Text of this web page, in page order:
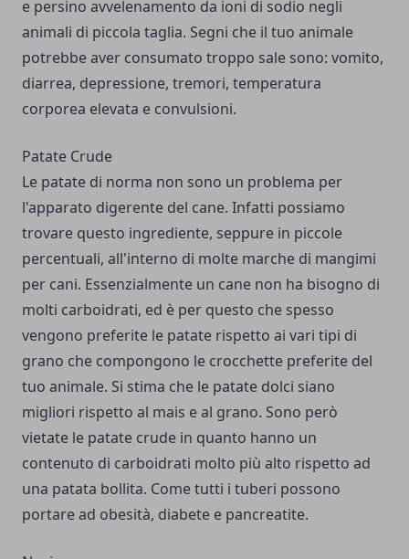
e persino avvelenamento da ioni di sodio negli
animali di piccola taglia. Segni che il tuo animale
potrebbe aver consumato troppo sale sono: vomito,
diarrea, depressione, tremori, temperatura
corporea elevata e convulsioni.
Patate Crude
Le patate di norma non sono un problema per
l'apparato digerente del cane. Infatti possiamo
trovare questo ingrediente, seppure in piccole
percentuali, all'interno di molte marche di mangimi
per cani. Essenzialmente un cane non ha bisogno di
molti carboidrati, ed è per questo che spesso
vengono preferite le patate rispetto ai vari tipi di
grano che compongono le crocchette preferite del
tuo animale. Si stima che le patate dolci siano
migliori rispetto al mais e al grano. Sono però
vietate le patate crude in quanto hanno un
contenuto di carboidrati molto più alto rispetto ad
una patata bollita. Come tutti i tuberi possono
portare ad obesità, diabete e pancreatite.